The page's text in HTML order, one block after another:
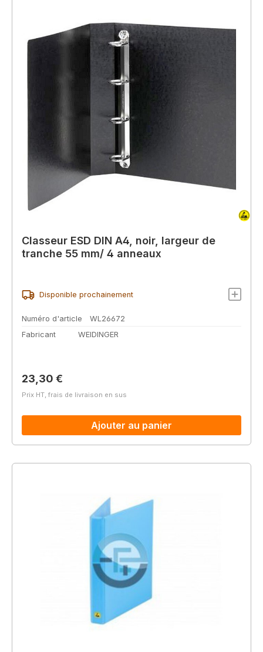
Classeur ESD DIN A4, noir, largeur de
tranche 55 mm/ 4 anneaux
Disponible prochainement
Numéro d'article
WL26672
Fabricant
WEIDINGER
Prix régulier :
23,30 €
Prix HT, frais de livraison en sus
Ajouter au panier